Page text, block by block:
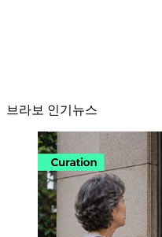
브라보 인기뉴스